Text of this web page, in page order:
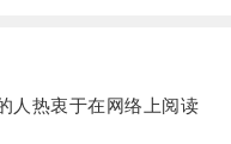
热衷于在网络上阅读